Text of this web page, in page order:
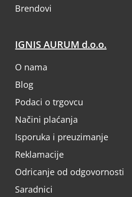
Brendovi
IGNIS AURUM d.o.o.
O nama
Blog
Podaci o trgovcu
Načini plaćanja
Isporuka i preuzimanje
Reklamacije
Odricanje od odgovornosti
Saradnici